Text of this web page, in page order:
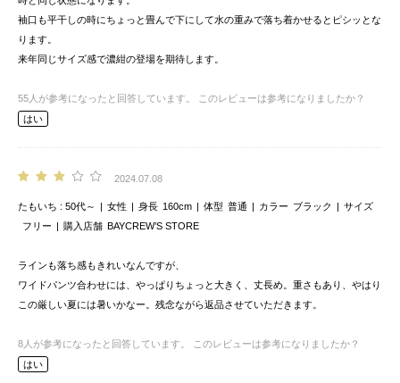
袖口も平干しの時にちょっと畳んで下にして水の重みで落ち着かせるとピシッとな
ります。
来年同じサイズ感で濃紺の登場を期待します。
55 人が参考になったと回答しています。
このレビューは参考になりましたか？
はい
2024.07.08
たもいち 50代～ 女性 身長 160cm 体型 普通 カラー ブラック
サイズ
フリー
購入店舗 BAYCREW’S STORE
ラインも落ち感もきれいなんですが、
ワイドパンツ合わせには、やっぱりちょっと大きく、丈長め。重さもあり、やはり
この厳しい夏には暑いかなー。残念ながら返品させていただきます。
8 人が参考になったと回答しています。
このレビューは参考になりましたか？
はい